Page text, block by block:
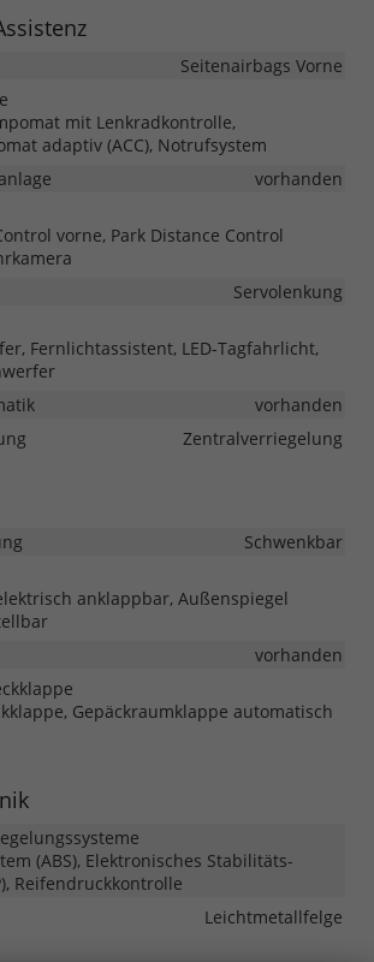
Seitenairbags Vorne
mit Lenkradkontrolle,
adaptiv (ACC), Notrufsystem
vorhanden
vorne, Park Distance Control
Servolenkung
Fernlichtassistent, LED-Tagfahrlicht,
vorhanden
Zentralverriegelung
Schwenkbar
anklappbar, Außenspiegel
vorhanden
Gepäckraumklappe automatisch
(ABS), Elektronisches Stabilitäts-
Reifendruckkontrolle
Leichtmetallfelge